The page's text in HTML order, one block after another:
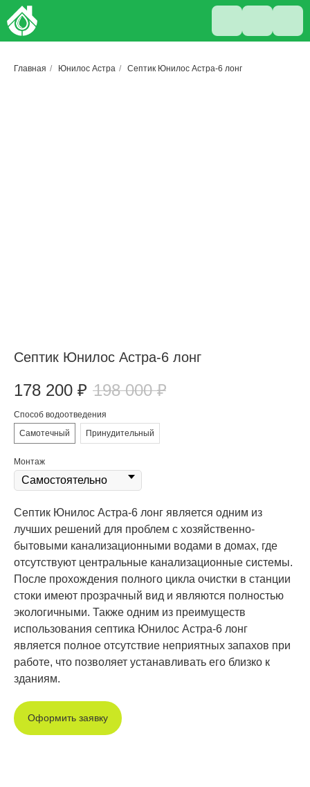
Главная / Юнилос Астра / Септик Юнилос Астра-6 лонг
Септик Юнилос Астра-6 лонг
178 200 ₽ 198 000 ₽
Способ водоотведения
Самотечный
Принудительный
Монтаж
Септик Юнилос Астра-6 лонг является одним из
лучших решений для проблем с хозяйственно-
бытовыми канализационными водами в домах, где
отсутствуют центральные канализационные системы.
После прохождения полного цикла очистки в станции
стоки имеют прозрачный вид и являются полностью
экологичными. Также одним из преимуществ
использования септика Юнилос Астра-6 лонг
является полное отсутствие неприятных запахов при
работе, что позволяет устанавливать его близко к
зданиям.
Оформить заявку